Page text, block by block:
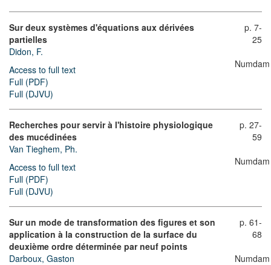
Sur deux systèmes d'équations aux dérivées
partielles
Didon, F.
Access to full text
Full (PDF)
Full (DJVU)
p. 7-
25
Numdam
Recherches pour servir à l'histoire physiologique
des mucédinées
Van Tieghem, Ph.
Access to full text
Full (PDF)
Full (DJVU)
p. 27-
59
Numdam
Sur un mode de transformation des figures et son
application à la construction de la surface du
deuxième ordre déterminée par neuf points
Darboux, Gaston
p. 61-
68
Numdam